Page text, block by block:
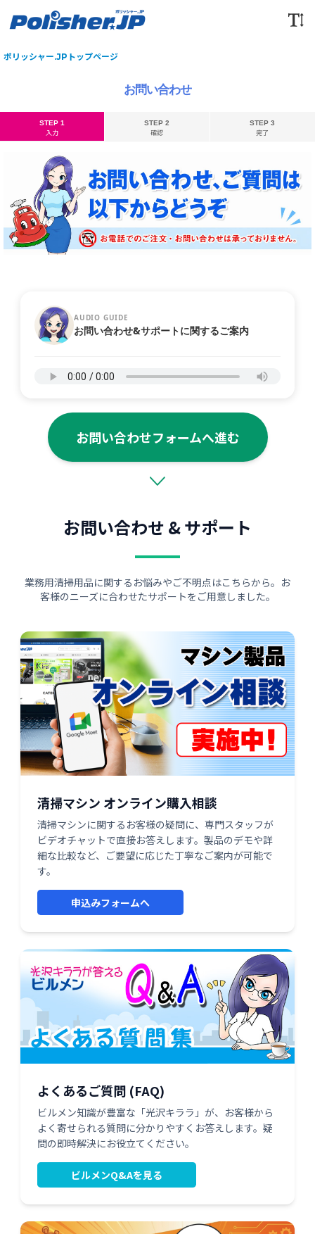
ポリッシャー.JPトップページ
お問い合わせ
STEP 1
入力
STEP 2
確認
STEP 3
完了
AUDIO GUIDE
お問い合わせ&サポートに関するご案内
お問い合わせフォームへ進む
お問い合わせ & サポート
業務用清掃用品に関するお悩みやご不明点はこちらから。お
客様のニーズに合わせたサポートをご用意しました。
清掃マシン オンライン購入相談
清掃マシンに関するお客様の疑問に、専門スタッフが
ビデオチャットで直接お答えします。製品のデモや詳
細な比較など、ご要望に応じた丁寧なご案内が可能で
す。
申込みフォームへ
よくあるご質問 (FAQ)
ビルメン知識が豊富な「光沢キララ」が、お客様から
よく寄せられる質問に分かりやすくお答えします。疑
問の即時解決にお役立てください。
ビルメンQ&Aを見る